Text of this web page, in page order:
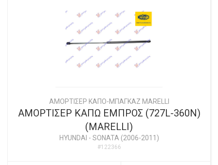
ΑΜΟΡΤΙΣΕΡ ΚΑΠΟ-ΜΠΑΓΚΑΖ MARELLI
ΑΜΟΡΤΙΣΕΡ ΚΑΠΩ ΕΜΠΡΟΣ (727L-360N)
(MARELLI)
HYUNDAI - SONATA (2006-2011)
#122366